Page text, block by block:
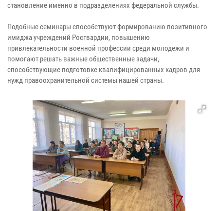
становление именно в подразделениях федеральной службы.
Подобные семинары способствуют формированию позитивного
имиджа учреждений Росгвардии, повышению
привлекательности военной профессии среди молодежи и
помогают решать важные общественные задачи,
способствующие подготовке квалифицированных кадров для
нужд правоохранительной системы нашей страны.